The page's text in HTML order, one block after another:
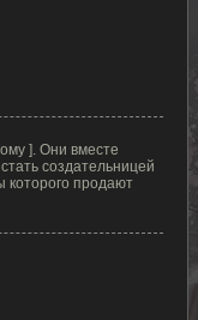
]. Они вместе
создательницей
которого продают